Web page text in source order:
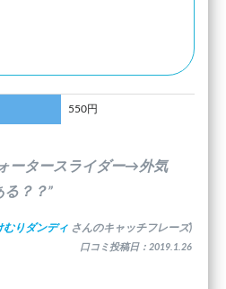
550円
ータースライダー→外気
？？”
むりダンディ さんのキャッチフレーズ)
口コミ投稿日：2019.1.26